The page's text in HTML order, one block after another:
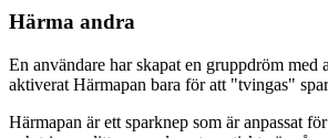
Härma andra
En användare har skapat en gruppdröm med
aktiverat Härmapan bara för att "tvingas"
Härmapan är ett sparknep som är anpassat